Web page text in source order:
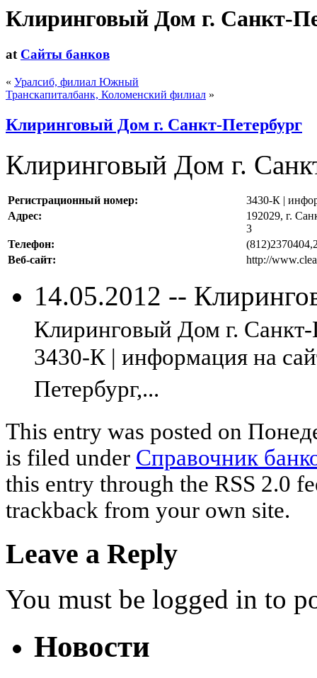
Клиринговый Дом г. Санкт-
at Сайты банков
« Уралсиб, филиал Южный
Транскапиталбанк, Коломенский филиал »
Клиринговый Дом г. Санкт-Петербург
Клиринговый Дом г.
Регистрационный номер:
3430-К |
Адрес:
192029, г.
3
Телефон:
Веб-сайт:
http://
14.05.2012 --
Клиринговый Дом г.
3430-К | информация на
Петербург,...
This entry was posted on
is filed under Справочник
this entry through the RSS 2.0
trackback from your own site.
Leave a Reply
You must be logged in to
Новости